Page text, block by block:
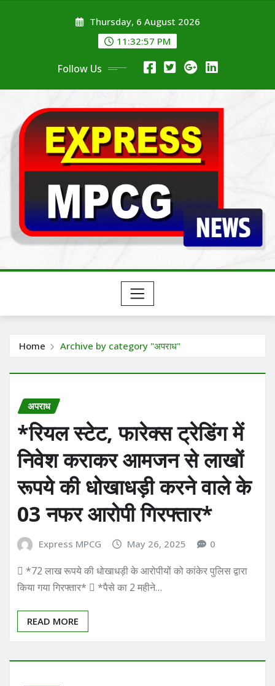
Thursday, 6 August 2026
11:32:57 PM
Follow Us
Home Archive by category "अपराध"
अपराध
*रियल स्टेट, फारेक्स ट्रेडिंग में
निवेश कराकर आमजन से लाखों
रूपये की धोखाधड़ी करने वाले के
03 नफर आरोपी गिरफ्तार*
Express MPCG May 26, 2025 0
 *72 लाख रूपये की धोखाधड़ी के आरोपीयों को कांकेर पुलिस द्वारा
किया गया गिरफ्तार*  *पैसे का 2 महीने…
READ MORE